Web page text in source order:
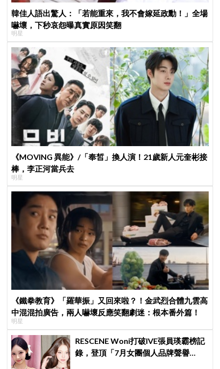
韓佳人語出驚人：「若能重來，我不會嫁延政勳！」全場
嚇壞，下秒哀怨曝真實原因笑翻
明星
《MOVING 異能》/「奉皙」換人演！21歲新人元奎彬接
棒，李正河當兵去
明星
《鐵拳教育》「羅華振」又回來啦？！金武烈合體九雲高
中混混拍廣告，兩人嚇壞反應笑翻劇迷：根本番外篇！
明星
RESCENE Woni打破IVE張員瑛霸榜記
錄，登頂「7月女團個人品牌聲譽